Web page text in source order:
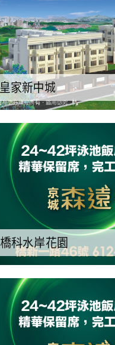
皇家新中城
橋科水岸花園